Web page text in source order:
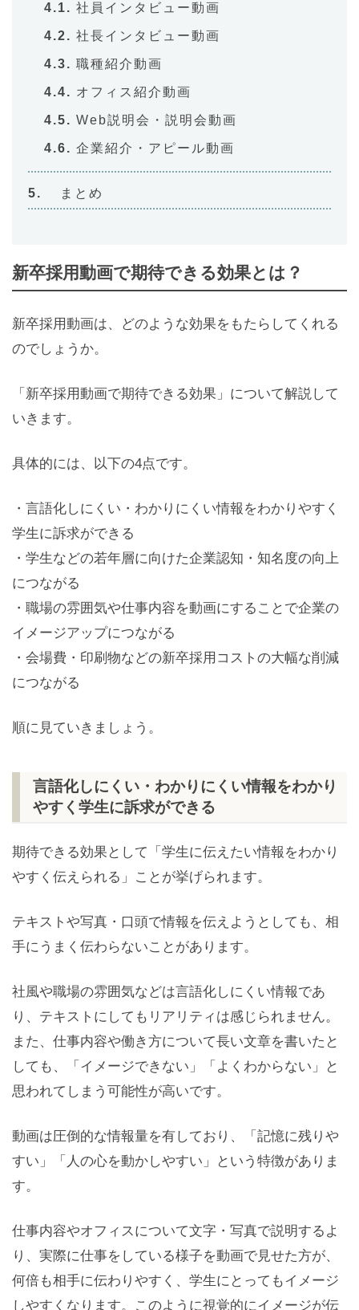
社員インタビュー動画
社長インタビュー動画
職種紹介動画
オフィス紹介動画
Web説明会・説明会動画
企業紹介・アピール動画
まとめ
新卒採用動画で期待できる効果とは？
新卒採用動画は、どのような効果をもたらしてくれる
のでしょうか。
「新卒採用動画で期待できる効果」について解説して
いきます。
具体的には、以下の4点です。
・言語化しにくい・わかりにくい情報をわかりやすく
学生に訴求ができる
・学生などの若年層に向けた企業認知・知名度の向上
につながる
・職場の雰囲気や仕事内容を動画にすることで企業の
イメージアップにつながる
・会場費・印刷物などの新卒採用コストの大幅な削減
につながる
順に見ていきましょう。
言語化しにくい・わかりにくい情報をわかり
やすく学生に訴求ができる
期待できる効果として「学生に伝えたい情報をわかり
やすく伝えられる」ことが挙げられます。
テキストや写真・口頭で情報を伝えようとしても、相
手にうまく伝わらないことがあります。
社風や職場の雰囲気などは言語化しにくい情報であ
り、テキストにしてもリアリティは感じられません。
また、仕事内容や働き方について長い文章を書いたと
しても、「イメージできない」「よくわからない」と
思われてしまう可能性が高いです。
動画は圧倒的な情報量を有しており、「記憶に残りや
すい」「人の心を動かしやすい」という特徴がありま
す。
仕事内容やオフィスについて文字・写真で説明するよ
り、実際に仕事をしている様子を動画で見せた方が、
何倍も相手に伝わりやすく、学生にとってもイメージ
しやすくなります。このように視覚的にイメージが伝